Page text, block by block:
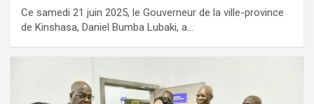
Ce samedi 21 juin 2025, le Gouverneur de la ville-province
de Kinshasa, Daniel Bumba Lubaki, a…